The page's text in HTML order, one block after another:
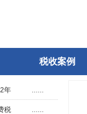
税收案例
年
年
税